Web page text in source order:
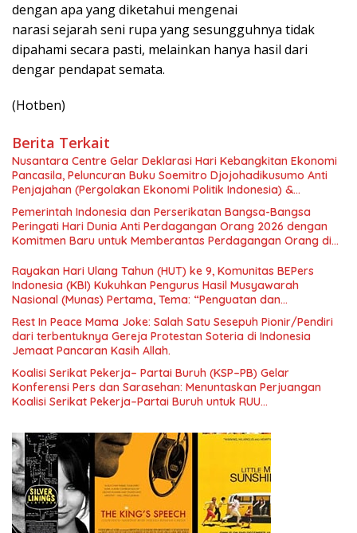
dengan apa yang diketahui mengenai
narasi sejarah seni rupa yang sesungguhnya tidak
dipahami secara pasti, melainkan hanya hasil dari
dengar pendapat semata.
(Hotben)
Berita Terkait
Nusantara Centre Gelar Deklarasi Hari Kebangkitan Ekonomi
Pancasila, Peluncuran Buku Soemitro Djojohadikusumo Anti
Penjajahan (Pergolakan Ekonomi Politik Indonesia) &
Simposium Nasional “Urgensi Undang-Undang Perekonomian
Nasional dan Kesejahteraan Sosial dalam Menata Bangsa
Menuju Indonesia Emas 2045”,
Pemerintah Indonesia dan Perserikatan Bangsa-Bangsa
Peringati Hari Dunia Anti Perdagangan Orang 2026 dengan
Komitmen Baru untuk Memberantas Perdagangan Orang di
Rayakan Hari Ulang Tahun (HUT) ke 9, Komunitas BEPers
Indonesia (KBI) Kukuhkan Pengurus Hasil Musyawarah
Nasional (Munas) Pertama, Tema: “Penguatan dan
Pengembangan Organisasi KBI yang Berbasis Riset di seluruh
Indonesia dan Mancanegara”.
Rest In Peace Mama Joke: Salah Satu Sesepuh Pionir/Pendiri
dari terbentuknya Gereja Protestan Soteria di Indonesia
Jemaat Pancaran Kasih Allah.
Koalisi Serikat Pekerja– Partai Buruh (KSP–PB) Gelar
Konferensi Pers dan Sarasehan: Menuntaskan Perjuangan
Koalisi Serikat Pekerja–Partai Buruh untuk RUU